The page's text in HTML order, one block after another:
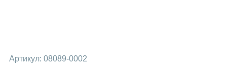
Артикул: 08089-0002